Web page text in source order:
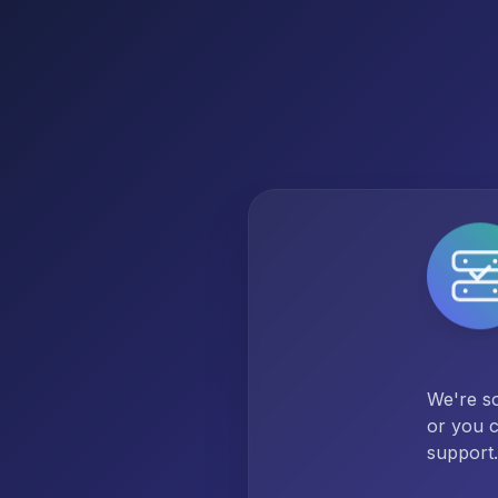
We're
or you
support.